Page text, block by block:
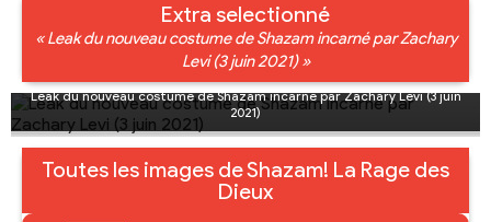
Extra selectionné
« Leak du nouveau costume de Shazam incarné par Zachary
Levi (3 juin 2021) »
Leak du nouveau costume de Shazam incarné par Zachary Levi (3 juin
2021)
Toutes les images de Shazam! La Rage des
Dieux